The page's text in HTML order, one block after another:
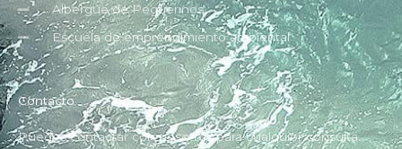
Albergue de Peguerinos
Escuela de emprendimiento ambiental
Contacto
Puedes contactar con nosotros para cualquier consulta.